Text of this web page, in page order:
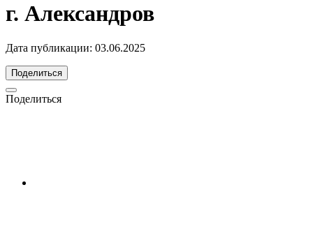
г. Александров
Дата публикации: 03.06.2025
Поделиться
Поделиться